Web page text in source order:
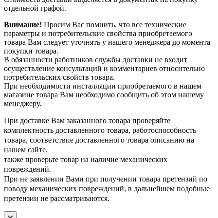
отдельной графой.
Внимание! Просим Вас помнить, что все технические
параметры и потребительские свойства приобретаемого
товара Вам следует уточнять у нашего менеджера до момента
покупки товара.
В обязанности работников службы доставки не входит
осуществление консультаций и комментариев относительно
потребительских свойств товара.
При необходимости инсталляции приобретаемого в нашем
магазине товара Вам необходимо сообщить об этом нашему
менеджеру.
При доставке Вам заказанного товара проверяйте
комплектность доставленного товара, работоспособность
товара, соответствие доставленного товара описанию на
нашем сайте,
также проверьте товар на наличие механических
повреждений.
При не заявлении Вами при получении товара претензий по
поводу механических повреждений, в дальнейшем подобные
претензии не рассматриваются.